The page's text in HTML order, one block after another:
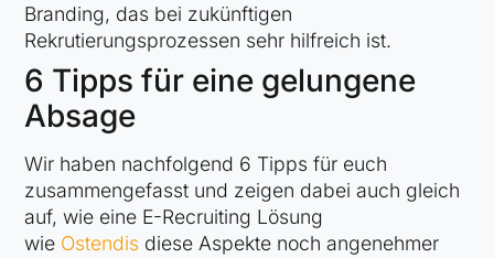
Branding, das bei zukünftigen
Rekrutierungsprozessen sehr hilfreich ist.
6 Tipps für eine gelungene
Absage
Wir haben nachfolgend 6 Tipps für euch
zusammengefasst und zeigen dabei auch gleich
auf, wie eine E-Recruiting Lösung
wie Ostendis diese Aspekte noch angenehmer